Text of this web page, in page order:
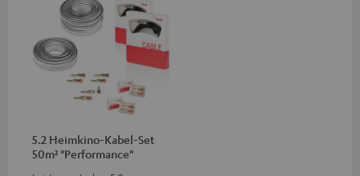
5.2 Heimkino-Kabel-Set
50m² "Performance"